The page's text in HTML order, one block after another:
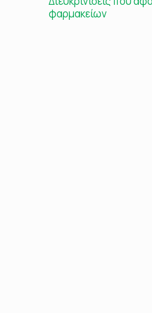
φαρμακείων